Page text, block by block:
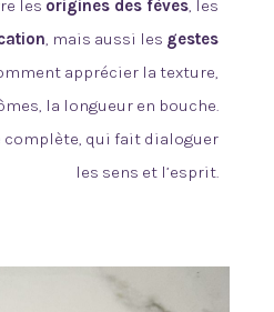
les origines des fèves, les
, mais aussi les gestes
apprécier la texture,
la longueur en bouche.
complète, qui fait dialoguer
les sens et l’esprit.